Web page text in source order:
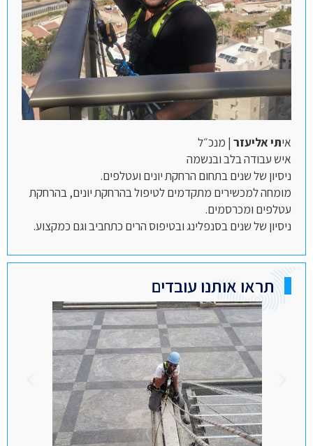
תי אליעזר| מנכ״ל
איש עבודה בלב ובנשמה
ניסיון של שנים בתחום הרחקת יונים ועטלפים.
מומחה למכשירים מתקדמים לטיפול בהרחקת יונים, בהרחקת
עטלפים ומכרסמים.
ניסיון של שנים בסנפלינג ובטיפוס הרים כתחביב וגם כמקצוע.
תראו אותנו עובדים